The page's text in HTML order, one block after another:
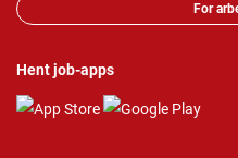
For
Hent job-apps